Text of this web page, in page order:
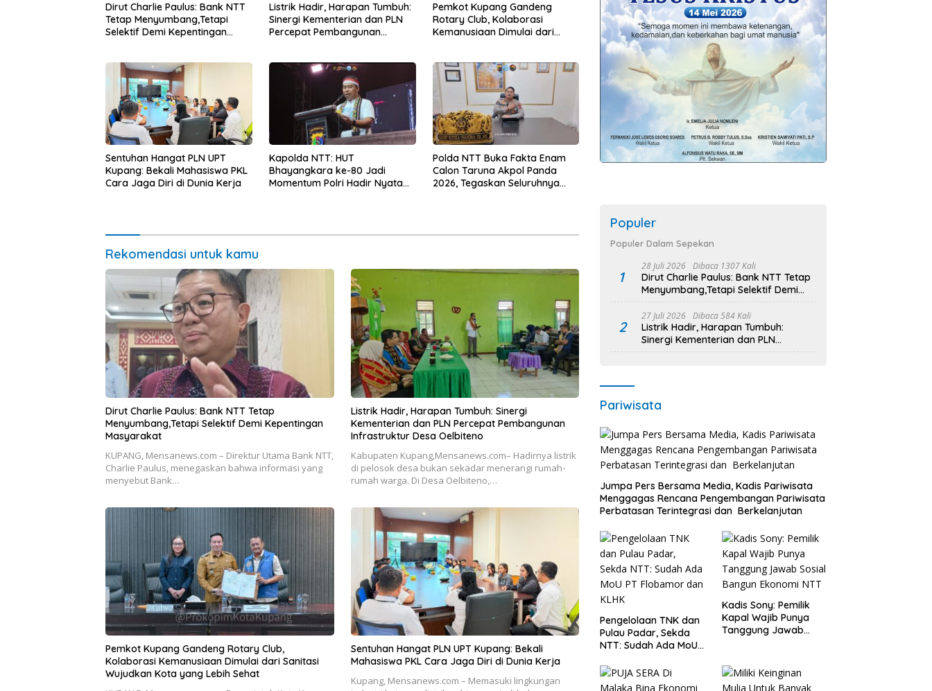
Dirut Charlie Paulus: Bank NTT
Tetap Menyumbang,Tetapi
Selektif Demi Kepentingan
Listrik Hadir, Harapan Tumbuh:
Sinergi Kementerian dan PLN
Percepat Pembangunan
Pemkot Kupang Gandeng
Rotary Club, Kolaborasi
Kemanusiaan Dimulai dari
Sentuhan Hangat PLN UPT
Kupang: Bekali Mahasiswa PKL
Cara Jaga Diri di Dunia Kerja
Kapolda NTT: HUT
Bhayangkara ke-80 Jadi
Momentum Polri Hadir Nyata
Polda NTT Buka Fakta Enam
Calon Taruna Akpol Panda
2026, Tegaskan Seluruhnya
Rekomendasi untuk kamu
Dirut Charlie Paulus: Bank NTT Tetap
Menyumbang,Tetapi Selektif Demi Kepentingan
Masyarakat
KUPANG, Mensanews.com – Direktur Utama Bank NTT,
Charlie Paulus, menegaskan bahwa informasi yang
menyebut Bank…
Listrik Hadir, Harapan Tumbuh: Sinergi
Kementerian dan PLN Percepat Pembangunan
Infrastruktur Desa Oelbiteno
Kabupaten Kupang,Mensanews.com– Hadirnya listrik
di pelosok desa bukan sekadar menerangi rumah-
rumah warga. Di Desa Oelbiteno,…
Pemkot Kupang Gandeng Rotary Club,
Kolaborasi Kemanusiaan Dimulai dari Sanitasi
Wujudkan Kota yang Lebih Sehat
Sentuhan Hangat PLN UPT Kupang: Bekali
Mahasiswa PKL Cara Jaga Diri di Dunia Kerja
Kupang, Mensanews.com – Memasuki lingkungan
Populer
Populer Dalam Sepekan
1
28 Juli 2026 Dibaca 1307 Kali
Dirut Charlie Paulus: Bank NTT Tetap
Menyumbang,Tetapi Selektif Demi
Kepentingan Masyarakat
2
27 Juli 2026 Dibaca 584 Kali
Listrik Hadir, Harapan Tumbuh:
Sinergi Kementerian dan PLN
Percepat Pembangunan Infrastruktur
Pariwisata
Jumpa Pers Bersama Media, Kadis Pariwisata
Menggagas Rencana Pengembangan Pariwisata
Perbatasan Terintegrasi dan Berkelanjutan
Pengelolaan TNK dan
Pulau Padar, Sekda
NTT: Sudah Ada MoU
KLHK
Kadis Sony: Pemilik
Kapal Wajib Punya
Tanggung Jawab